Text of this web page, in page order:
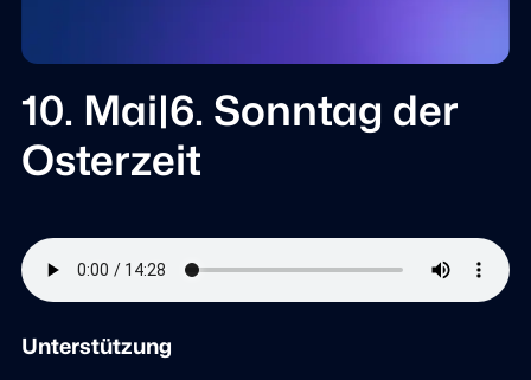
10. Mai|6. Sonntag der
Osterzeit
Unterstützung